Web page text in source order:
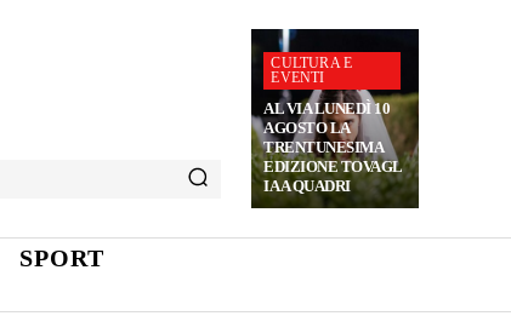
CULTURA E
EVENTI
AL VIA LUNEDÌ 10
AGOSTO LA
TRENTUNESIMA
EDIZIONE TOVAGL
IA A QUADRI
SPORT